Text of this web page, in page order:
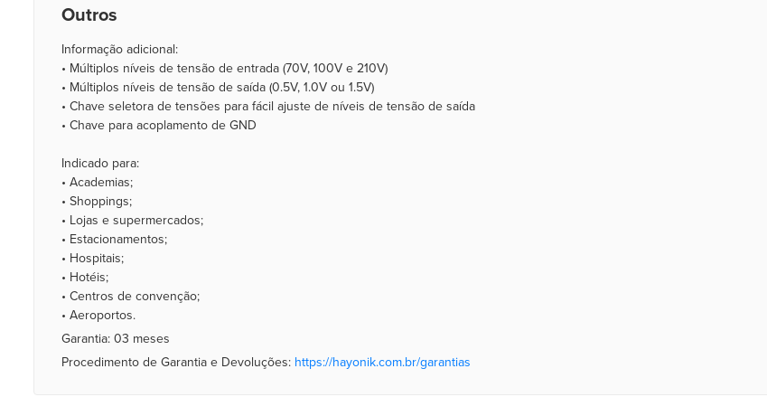
Outros
Informação adicional:
• Múltiplos níveis de tensão de entrada (70V, 100V e 210V)
• Múltiplos níveis de tensão de saída (0.5V, 1.0V ou 1.5V)
• Chave seletora de tensões para fácil ajuste de níveis de tensão de saída
• Chave para acoplamento de GND
Indicado para:
• Academias;
• Shoppings;
• Lojas e supermercados;
• Estacionamentos;
• Hospitais;
• Hotéis;
• Centros de convenção;
• Aeroportos.
Garantia: 03 meses
Procedimento de Garantia e Devoluções: https://hayonik.com.br/garantias